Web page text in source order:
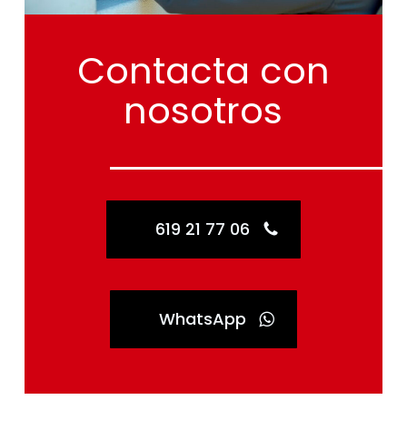
Contacta con
nosotros
619 21 77 06
WhatsApp